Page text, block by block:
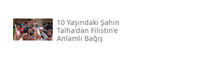
10 Yaşındaki Şahin
Talha'dan Filistin'e
Anlamlı Bağış